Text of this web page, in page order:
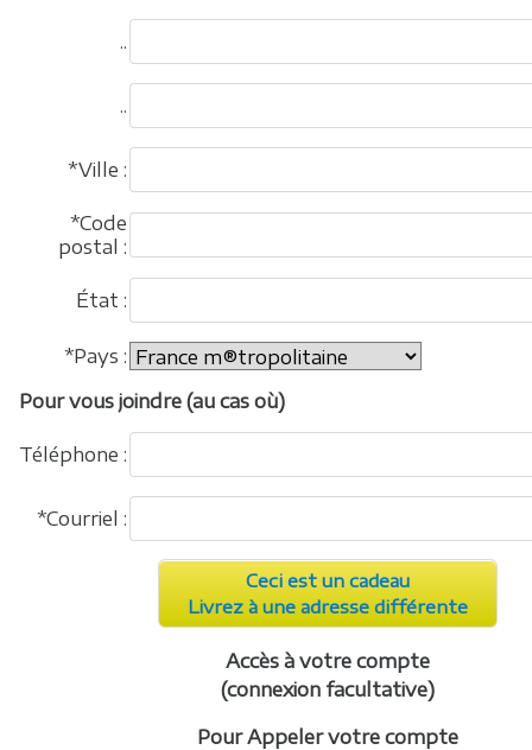
..
..
*Ville :
*Code
postal :
État :
*Pays :
Pour vous joindre (au cas où)
Téléphone :
*Courriel :
Ceci est un cadeau
Livrez à une adresse différente
Accès à votre compte
(connexion facultative)
Pour Appeler votre compte